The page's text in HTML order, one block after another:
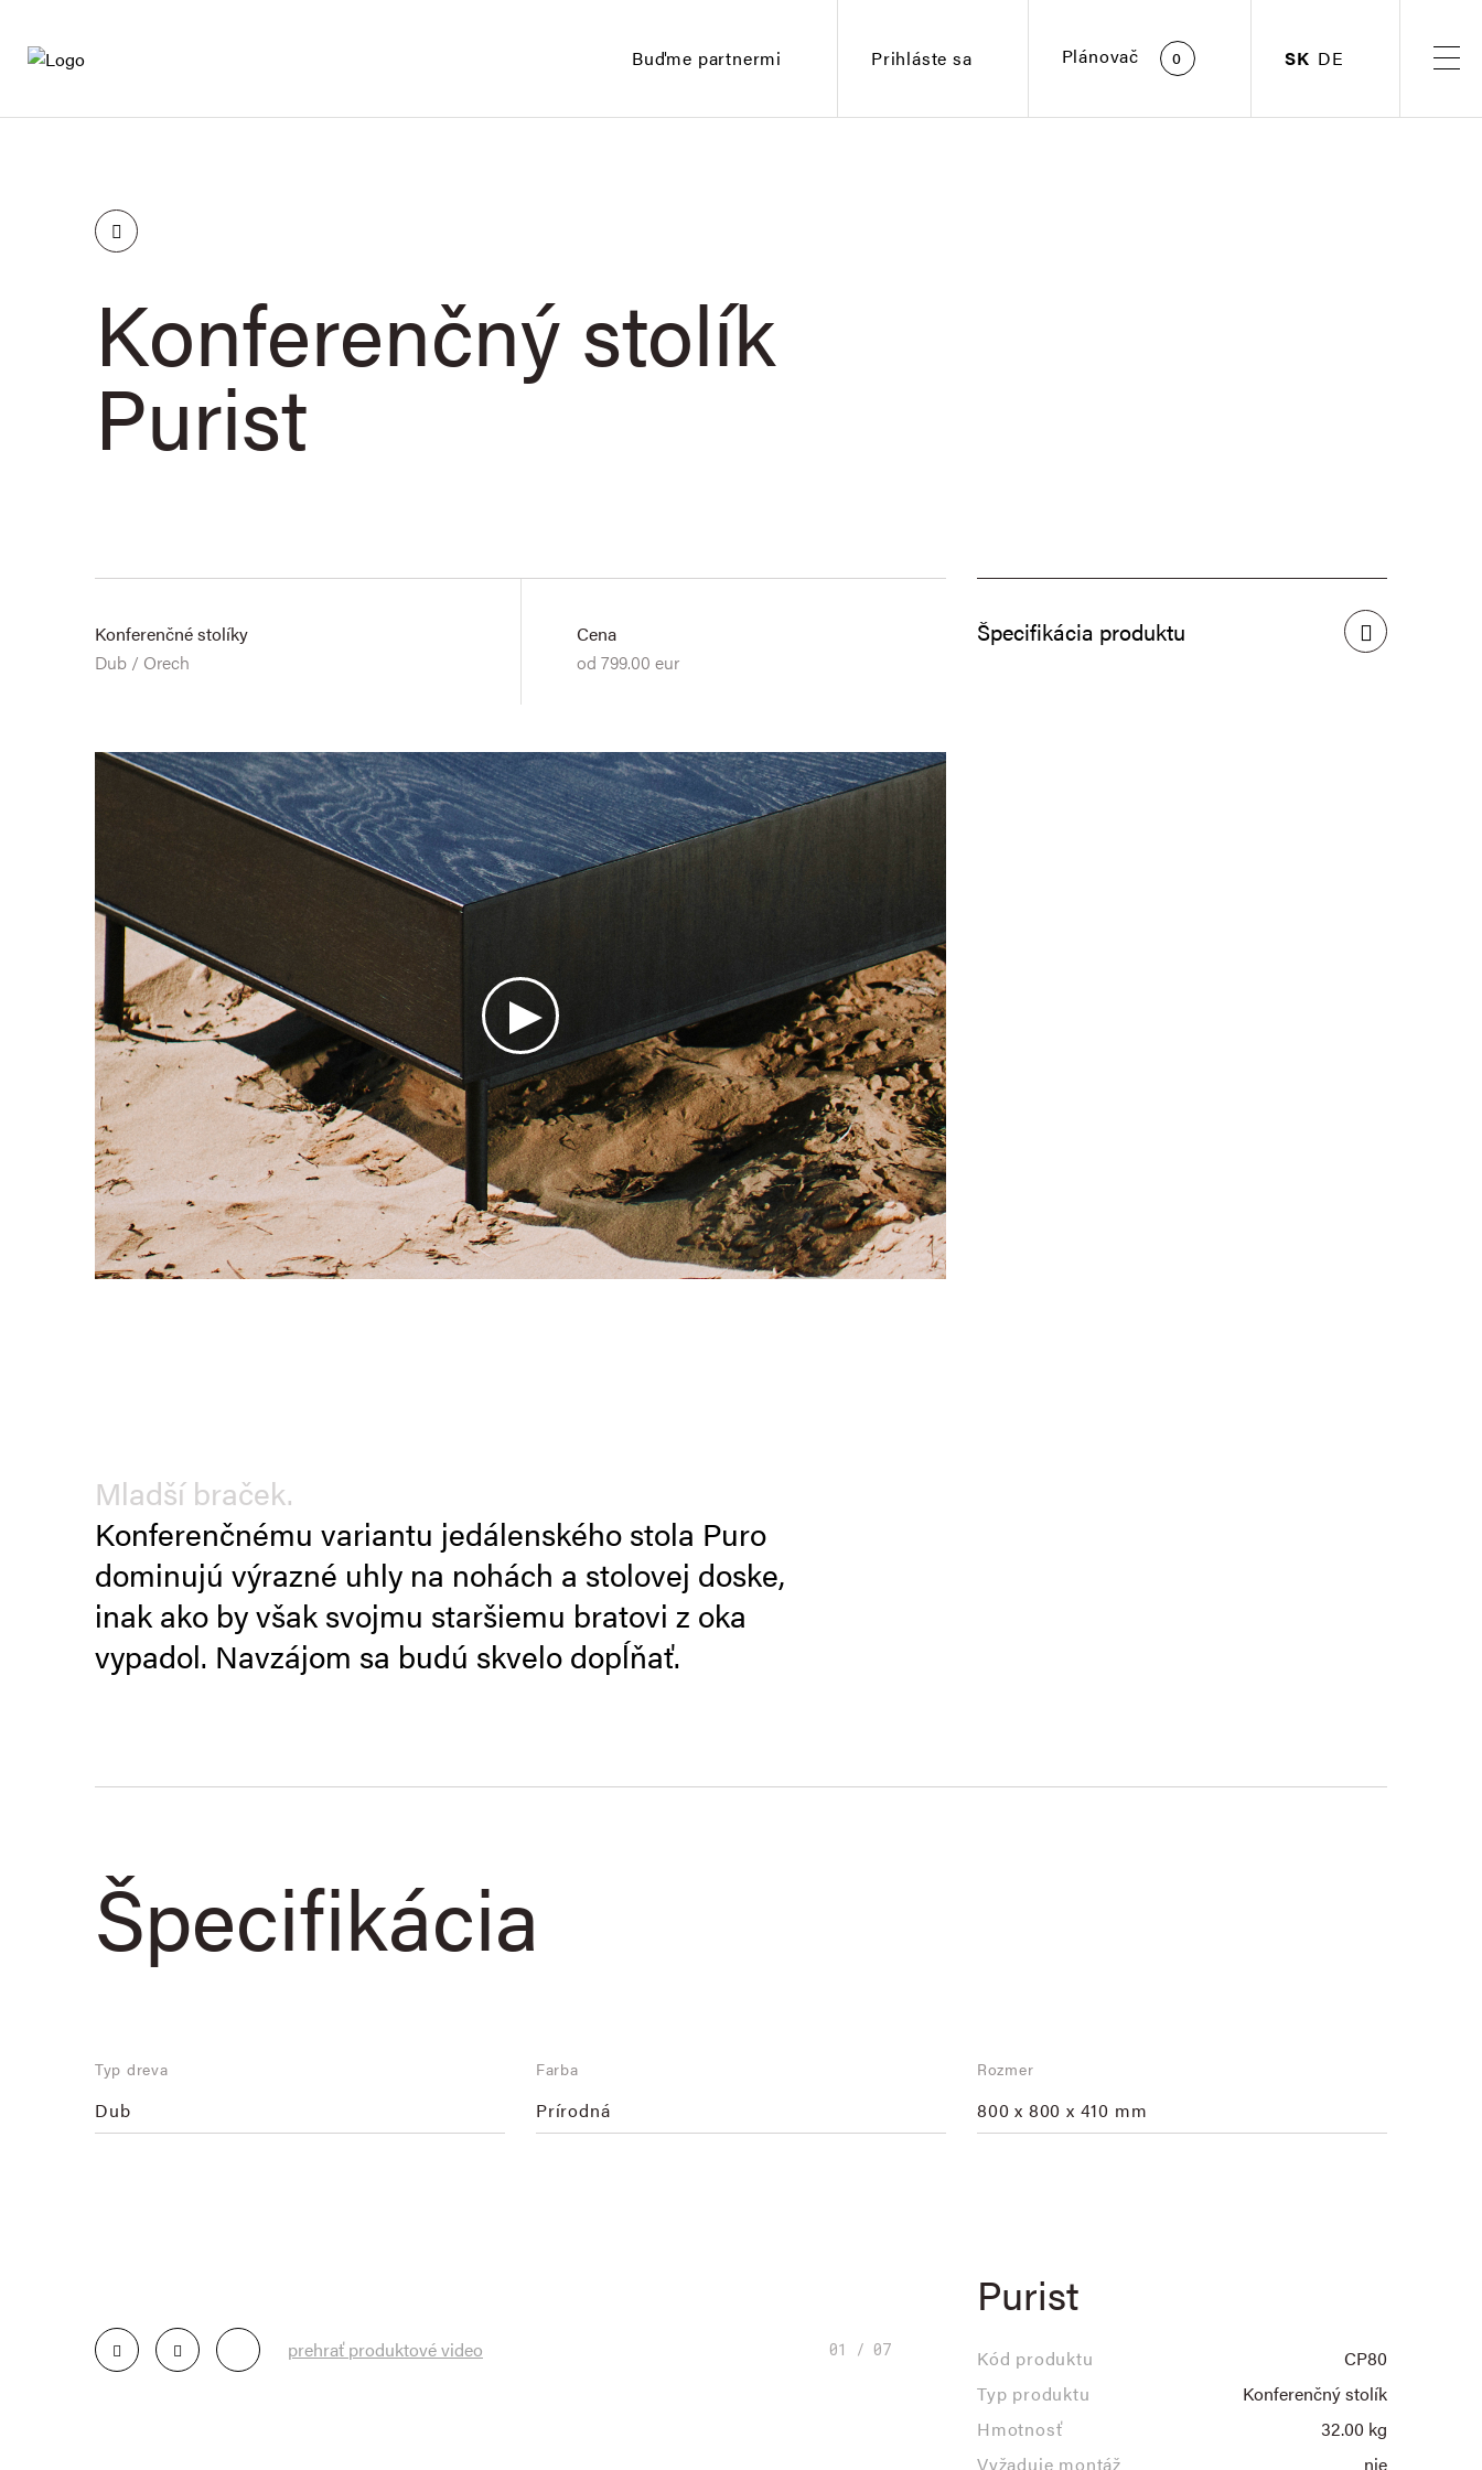
Buďme partnermi Prihláste sa Plánovač 0 SK DE
Konferenčný stolík
Purist
Konferenčné stolíky
Dub / Orech
Cena
od 799.00 eur
Špecifikácia produktu
Mladší braček.
Konferenčnému variantu jedálenského stola Puro
dominujú výrazné uhly na nohách a stolovej doske,
inak ako by však svojmu staršiemu bratovi z oka
vypadol. Navzájom sa budú skvelo dopĺňať.
Špecifikácia
Typ dreva
Dub
Farba
Prírodná
Rozmer
800 x 800 x 410 mm
01 / 07
prehrať produktové video
Purist
Kód produktu
CP80
Typ produktu
Konferenčný stolík
Hmotnosť
32.00 kg
Vyžaduje montáž
nie